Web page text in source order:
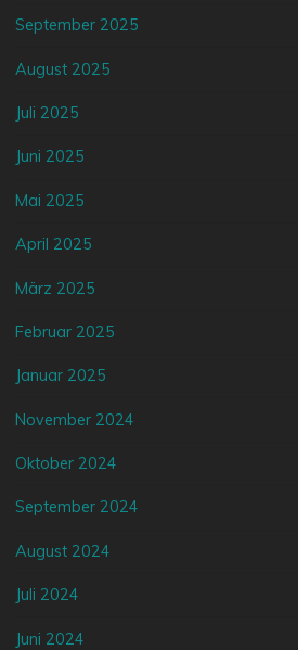
September 2025
August 2025
Juli 2025
Juni 2025
Mai 2025
April 2025
März 2025
Februar 2025
Januar 2025
November 2024
Oktober 2024
September 2024
August 2024
Juli 2024
Juni 2024